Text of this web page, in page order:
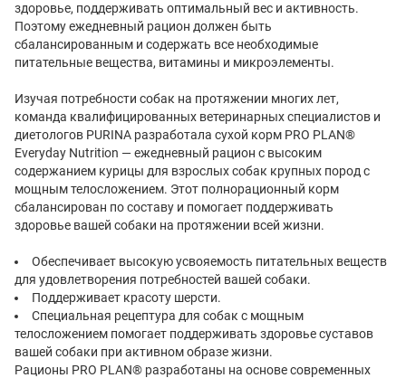
здоровье, поддерживать оптимальный вес и активность.
Поэтому ежедневный рацион должен быть
сбалансированным и содержать все необходимые
питательные вещества, витамины и микроэлементы.
Изучая потребности собак на протяжении многих лет,
команда квалифицированных ветеринарных специалистов и
диетологов PURINA разработала сухой корм PRO PLAN®
Everyday Nutrition — ежедневный рацион с высоким
содержанием курицы для взрослых собак крупных пород с
мощным телосложением. Этот полнорационный корм
сбалансирован по составу и помогает поддерживать
здоровье вашей собаки на протяжении всей жизни.
Обеспечивает высокую усвояемость питательных веществ
для удовлетворения потребностей вашей собаки.
Поддерживает красоту шерсти.
Специальная рецептура для собак с мощным
телосложением помогает поддерживать здоровье суставов
вашей собаки при активном образе жизни.
Рационы PRO PLAN® разработаны на основе современных